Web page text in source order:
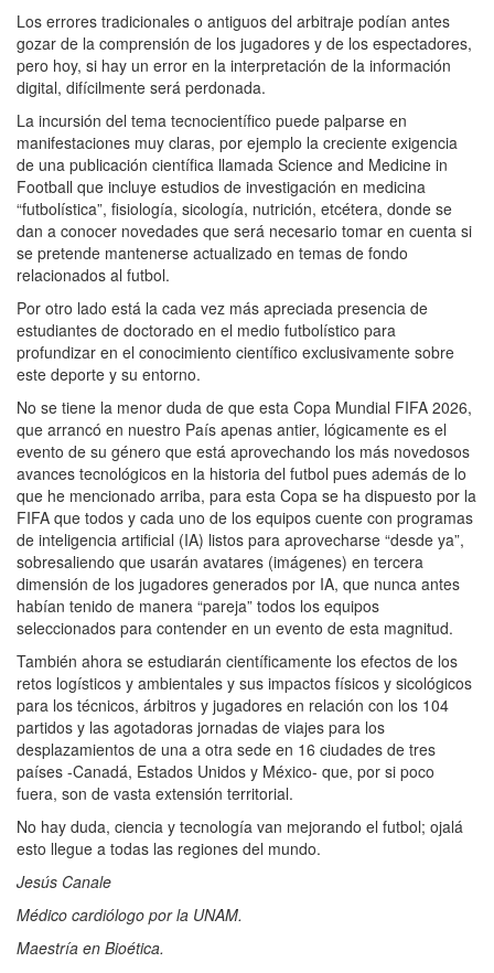
Los errores tradicionales o antiguos del arbitraje podían antes
gozar de la comprensión de los jugadores y de los espectadores,
pero hoy, si hay un error en la interpretación de la información
digital, difícilmente será perdonada.
La incursión del tema tecnocientífico puede palparse en
manifestaciones muy claras, por ejemplo la creciente exigencia
de una publicación científica llamada Science and Medicine in
Football que incluye estudios de investigación en medicina
“futbolística”, fisiología, sicología, nutrición, etcétera, donde se
dan a conocer novedades que será necesario tomar en cuenta si
se pretende mantenerse actualizado en temas de fondo
relacionados al futbol.
Por otro lado está la cada vez más apreciada presencia de
estudiantes de doctorado en el medio futbolístico para
profundizar en el conocimiento científico exclusivamente sobre
este deporte y su entorno.
No se tiene la menor duda de que esta Copa Mundial FIFA 2026,
que arrancó en nuestro País apenas antier, lógicamente es el
evento de su género que está aprovechando los más novedosos
avances tecnológicos en la historia del futbol pues además de lo
que he mencionado arriba, para esta Copa se ha dispuesto por la
FIFA que todos y cada uno de los equipos cuente con programas
de inteligencia artificial (IA) listos para aprovecharse “desde ya”,
sobresaliendo que usarán avatares (imágenes) en tercera
dimensión de los jugadores generados por IA, que nunca antes
habían tenido de manera “pareja” todos los equipos
seleccionados para contender en un evento de esta magnitud.
También ahora se estudiarán científicamente los efectos de los
retos logísticos y ambientales y sus impactos físicos y sicológicos
para los técnicos, árbitros y jugadores en relación con los 104
partidos y las agotadoras jornadas de viajes para los
desplazamientos de una a otra sede en 16 ciudades de tres
países -Canadá, Estados Unidos y México- que, por si poco
fuera, son de vasta extensión territorial.
No hay duda, ciencia y tecnología van mejorando el futbol; ojalá
esto llegue a todas las regiones del mundo.
Jesús Canale
Médico cardiólogo por la UNAM.
Maestría en Bioética.